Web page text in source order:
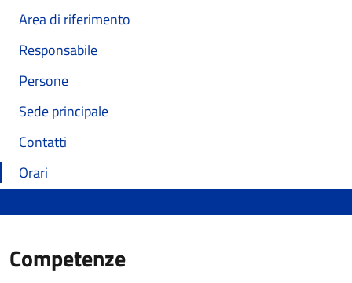
Area di riferimento
Responsabile
Persone
Sede principale
Contatti
Orari
Competenze